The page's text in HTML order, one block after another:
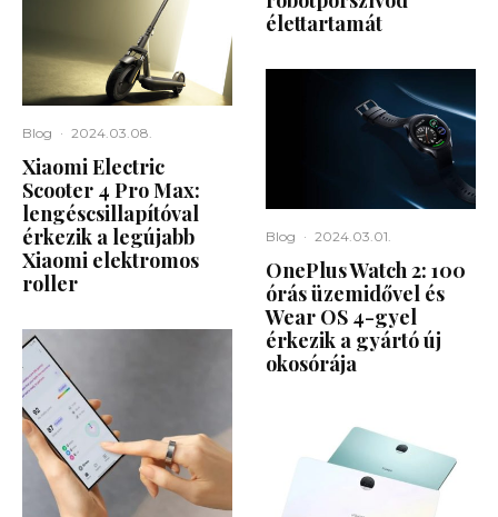
Blog · 2024.03.08.
Xiaomi Electric
Scooter 4 Pro Max:
lengéscsillapítóval
érkezik a legújabb
Xiaomi elektromos
roller
élettartamát
Blog · 2024.03.01.
OnePlus Watch 2: 100
órás üzemidővel és
Wear OS 4-gyel
érkezik a gyártó új
okosórája